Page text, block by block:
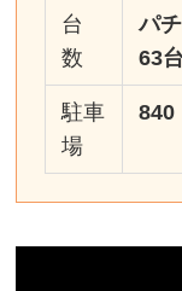
台
数
パ
63台
駐車
場